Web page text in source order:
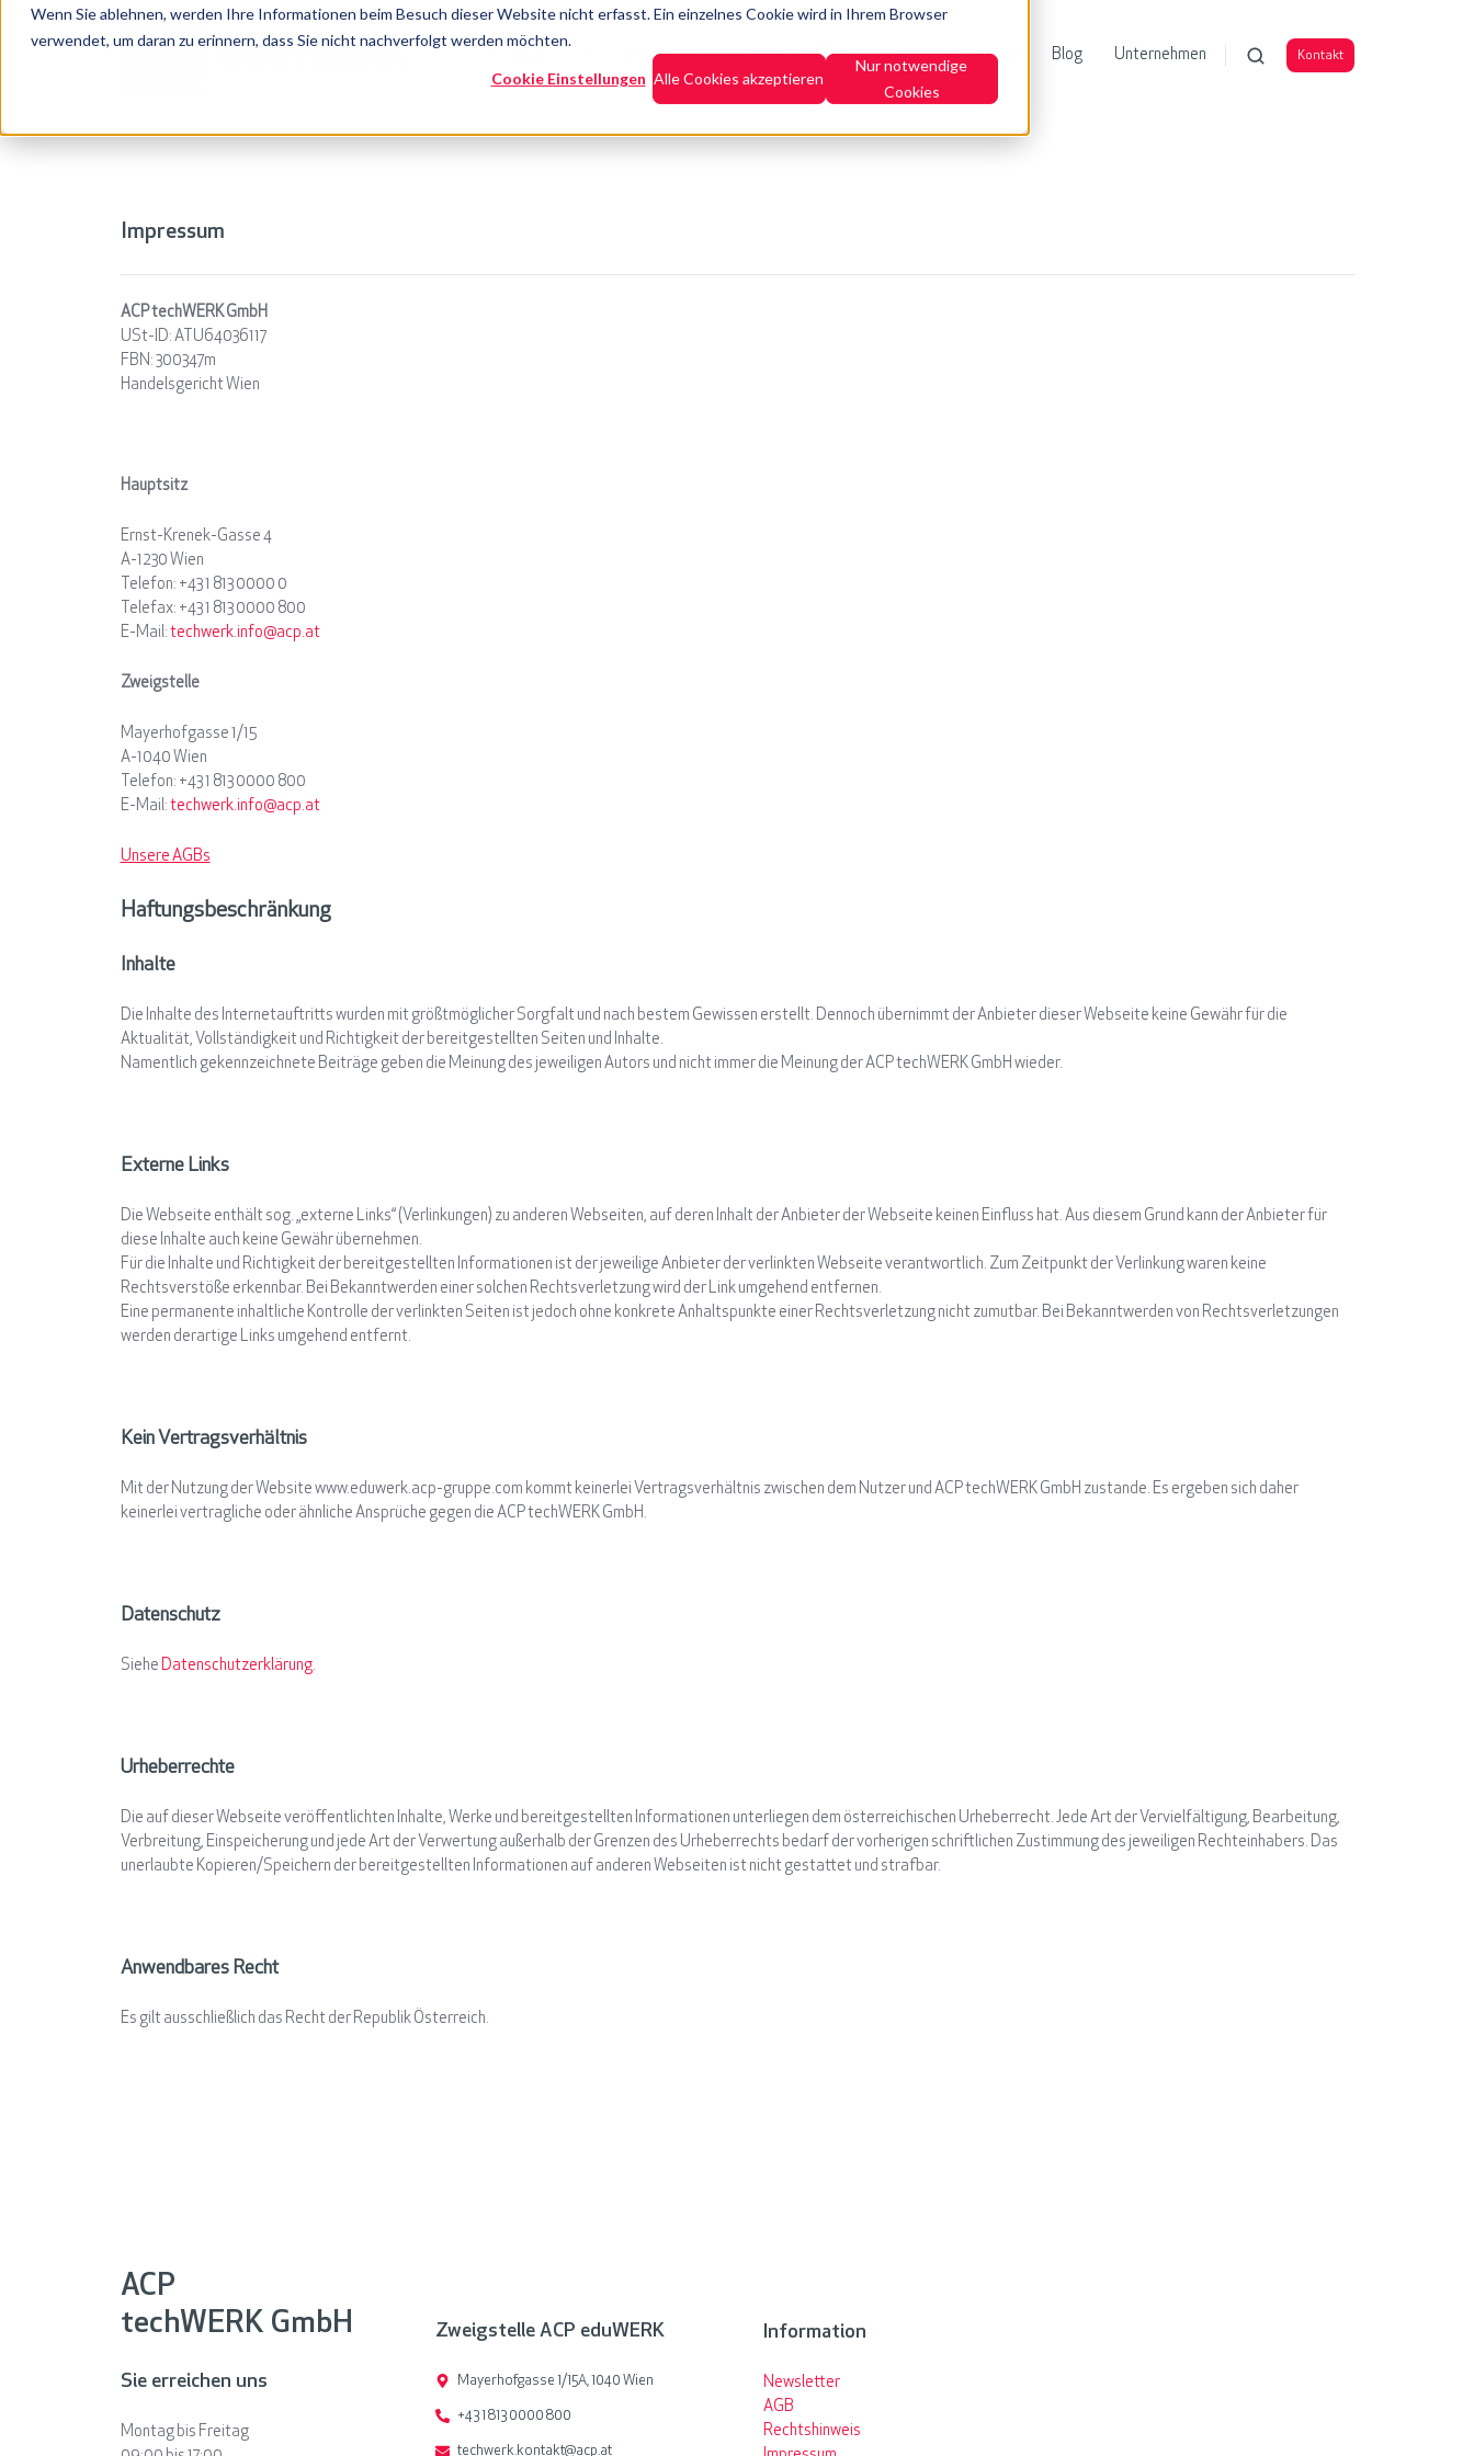
Wenn Sie ablehnen, werden Ihre Informationen beim Besuch dieser Website nicht erfasst. Ein einzelnes Cookie wird in Ihrem Browser
verwendet, um daran zu erinnern, dass Sie nicht nachverfolgt werden möchten.
Cookie Einstellungen Alle Cookies akzeptieren
Nur notwendige
Cookies
Produkte & Leistungen eduWERK Academy Referenzen Blog Unternehmen Kontakt
Impressum
ACP techWERK GmbH
USt-ID: ATU64036117
FBN: 300347m
Handelsgericht Wien
Hauptsitz
Ernst-Krenek-Gasse 4
A-1230 Wien
Telefon: +43 1 813 0000 0
Telefax: +43 1 813 0000 800
E-Mail: techwerk.info@acp.at
Zweigstelle
Mayerhofgasse 1/15
A-1040 Wien
Telefon: +43 1 813 0000 800
E-Mail: techwerk.info@acp.at
Unsere AGBs
Haftungsbeschränkung
Inhalte
Die Inhalte des Internetauftritts wurden mit größtmöglicher Sorgfalt und nach bestem Gewissen erstellt. Dennoch übernimmt der Anbieter dieser Webseite keine Gewähr für die
Aktualität, Vollständigkeit und Richtigkeit der bereitgestellten Seiten und Inhalte.
Namentlich gekennzeichnete Beiträge geben die Meinung des jeweiligen Autors und nicht immer die Meinung der ACP techWERK GmbH wieder.
Externe Links
Die Webseite enthält sog. „externe Links“ (Verlinkungen) zu anderen Webseiten, auf deren Inhalt der Anbieter der Webseite keinen Einfluss hat. Aus diesem Grund kann der Anbieter für
diese Inhalte auch keine Gewähr übernehmen.
Für die Inhalte und Richtigkeit der bereitgestellten Informationen ist der jeweilige Anbieter der verlinkten Webseite verantwortlich. Zum Zeitpunkt der Verlinkung waren keine
Rechtsverstöße erkennbar. Bei Bekanntwerden einer solchen Rechtsverletzung wird der Link umgehend entfernen.
Eine permanente inhaltliche Kontrolle der verlinkten Seiten ist jedoch ohne konkrete Anhaltspunkte einer Rechtsverletzung nicht zumutbar. Bei Bekanntwerden von Rechtsverletzungen
werden derartige Links umgehend entfernt.
Kein Vertragsverhältnis
Mit der Nutzung der Website www.eduwerk.acp-gruppe.com kommt keinerlei Vertragsverhältnis zwischen dem Nutzer und ACP techWERK GmbH zustande. Es ergeben sich daher
keinerlei vertragliche oder ähnliche Ansprüche gegen die ACP techWERK GmbH.
Datenschutz
Siehe Datenschutzerklärung.
Urheberrechte
Die auf dieser Webseite veröffentlichten Inhalte, Werke und bereitgestellten Informationen unterliegen dem österreichischen Urheberrecht. Jede Art der Vervielfältigung, Bearbeitung,
Verbreitung, Einspeicherung und jede Art der Verwertung außerhalb der Grenzen des Urheberrechts bedarf der vorherigen schriftlichen Zustimmung des jeweiligen Rechteinhabers. Das
unerlaubte Kopieren/Speichern der bereitgestellten Informationen auf anderen Webseiten ist nicht gestattet und strafbar.
Anwendbares Recht
Es gilt ausschließlich das Recht der Republik Österreich.
ACP
techWERK GmbH
Sie erreichen uns
Montag bis Freitag
Zweigstelle ACP eduWERK
Mayerhofgasse 1/15A, 1040 Wien
+43 1 813 0000 800
techwerk.kontakt@acp.at
Information
Newsletter
AGB
Rechtshinweis